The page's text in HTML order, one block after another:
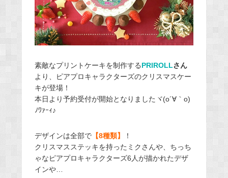
素敵なプリントケーキを制作するPRIROLLさん
より、ピアプロキャラクターズのクリスマスケー
キが登場！
本日より予約受付が開始となりましたヾ(o´∀｀o)
ﾉﾜｧｰｨ♪
デザインは全部で【8種類】
！
クリスマスステッキを持ったミクさんや、ちっち
ゃなピアプロキャラクターズ6人が描かれたデザ
インや…